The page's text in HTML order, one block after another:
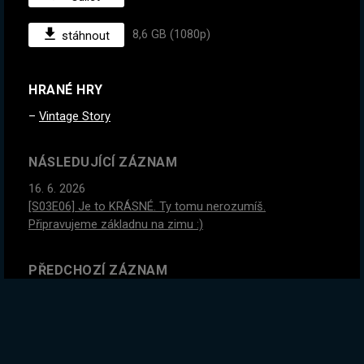
stáhnout 8,6 GB (1080p)
HRANÉ HRY
Vintage Story
NÁSLEDUJÍCÍ ZÁZNAM
16. 6. 2026
[S03E06] Je to KRÁSNÉ. Ty tomu nerozumíš.
Připravujeme základnu na zimu :)
PŘEDCHOZÍ ZÁZNAM